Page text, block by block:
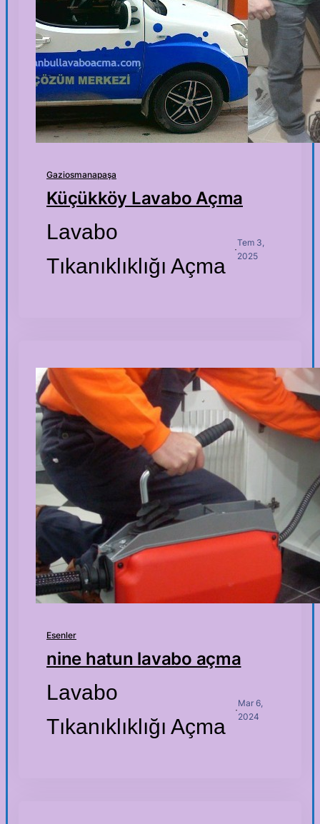
Gaziosmanapaşa
Küçükköy Lavabo Açma
Lavabo
Tıkanıklıklığı Açma
·
Tem 3,
2025
Esenler
nine hatun lavabo açma
Lavabo
Tıkanıklıklığı Açma
·
Mar 6,
2024